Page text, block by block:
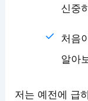
신중
처음
알아
저는 예전에 급